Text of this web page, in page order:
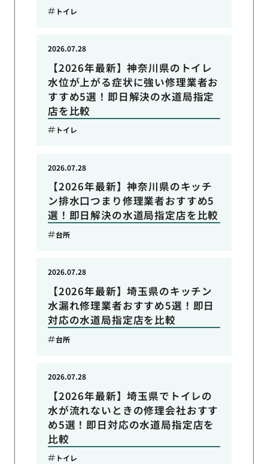
トイレ
【2026年最新】神奈川県のトイレ
水位が上がる症状に強い修理業者お
すすめ5選！即日解決の水道局指定
店を比較
2026.07.28
トイレ
【2026年最新】神奈川県のキッチ
ン排水口つまり修理業者おすすめ5
選！即日解決の水道局指定店を比較
2026.07.28
台所
【2026年最新】埼玉県のキッチン
水漏れ修理業者おすすめ5選！即日
対応の水道局指定店を比較
2026.07.28
台所
【2026年最新】埼玉県でトイレの
水が流れないときの修理会社おすす
め5選！即日対応の水道局指定店を
比較
2026.07.28
トイレ